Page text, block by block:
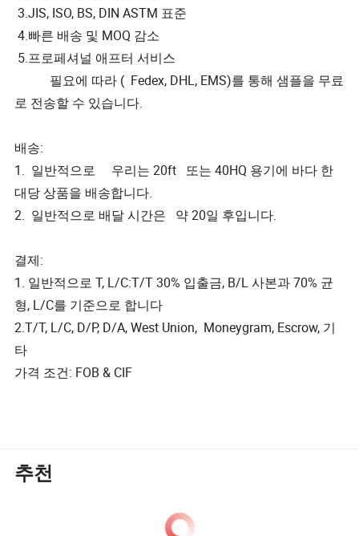
3.JIS, ISO, BS, DIN ASTM 표준
4.빠른 배송 및 MOQ 감소
5.프로페셔널 애프터 서비스
필요에 따라 ( Fedex, DHL, EMS)를 통해 샘플을 무료
로 전송할 수 있습니다.
배송:
1. 일반적으로 우리는 20ft 또는 40HQ 용기에 바다 한
대당 상품을 배송합니다.
2. 일반적으로 배달 시간은 약 20일 후입니다.
결제:
1. 일반적으로 T, L/C:T/T 30% 입출금, B/L 사본과 70% 균
형, L/C를 기준으로 합니다
2.T/T, L/C, D/P, D/A, West Union, Moneygram, Escrow, 기
타
가격 조건: FOB & CIF
추천